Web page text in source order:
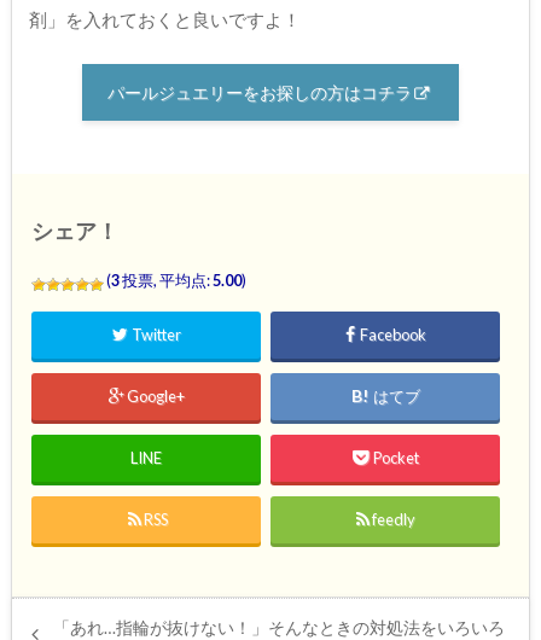
剤」を入れておくと良いですよ！
パールジュエリーをお探しの方はコチラ
シェア！
(3投票, 平均点:5.00)
Twitter Facebook
Google+ はてブ
LINE Pocket
RSS feedly
「あれ…指輪が抜けない！」そんなときの対処法をいろいろ